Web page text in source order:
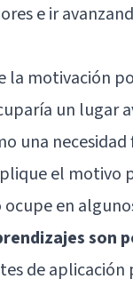
e ir
la motivación
un lugar
una necesidad
el motivo
en
son
de aplicación